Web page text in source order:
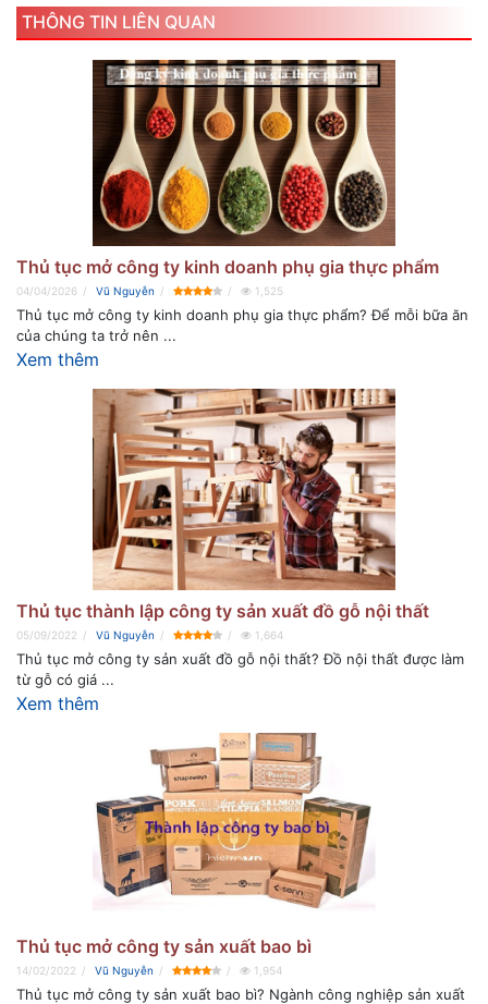
THÔNG TIN LIÊN QUAN
Thủ tục mở công ty kinh doanh phụ gia thực phẩm
04/04/2026 Vũ Nguyễn 1,525
Thủ tục mở công ty kinh doanh phụ gia thực phẩm? Để mỗi bữa ăn
của chúng ta trở nên ...
Xem thêm
Thủ tục thành lập công ty sản xuất đồ gỗ nội thất
05/09/2022 Vũ Nguyễn 1,664
Thủ tục mở công ty sản xuất đồ gỗ nội thất? Đồ nội thất được làm
từ gỗ có giá ...
Xem thêm
Thủ tục mở công ty sản xuất bao bì
14/02/2022 Vũ Nguyễn 1,954
Thủ tục mở công ty sản xuất bao bì? Ngành công nghiệp sản xuất